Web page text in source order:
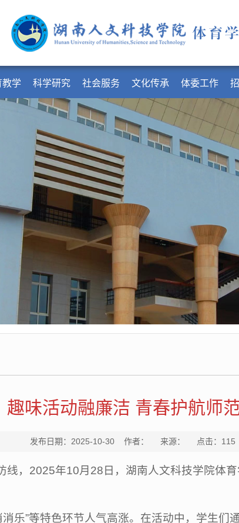
教学 科学研究 社会服务 文化传承 体委工作
趣味活动融廉洁 青春护航师
发布日期：2025-10-30 作者： 来源： 点击： 115
线，2025年10月28日，湖南人文科技学院体
乐”等特色环节人气高涨。在活动中，学生们